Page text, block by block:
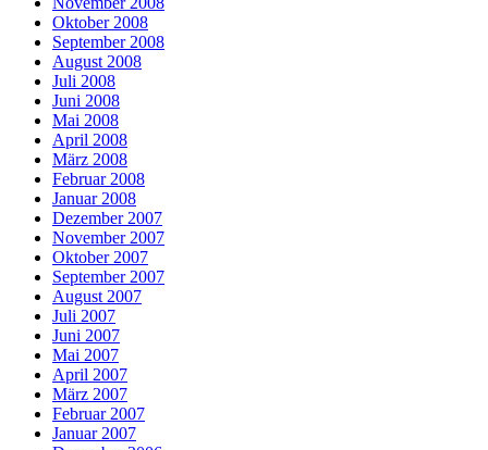
Oktober 2008
September 2008
August 2008
Juli 2008
Juni 2008
Mai 2008
April 2008
März 2008
Februar 2008
Januar 2008
Dezember 2007
November 2007
Oktober 2007
September 2007
August 2007
Juli 2007
Juni 2007
Mai 2007
April 2007
März 2007
Februar 2007
Januar 2007